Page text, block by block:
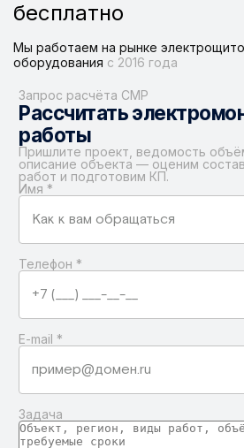
бесплатно
Мы работаем на рынке
оборудования с 2016 года
Запрос расчёта СМР
Рассчитать
работы
Пришлите проект, ведомость
описание объекта — оценим
работ и подготовим КП.
Имя *
Телефон *
E-mail *
Задача